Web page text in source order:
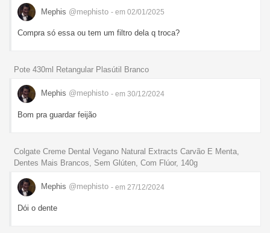
Mephis @mephisto - em 02/01/2025
Compra só essa ou tem um filtro dela q troca?
Pote 430ml Retangular Plasútil Branco
Mephis @mephisto - em 30/12/2024
Bom pra guardar feijão
Colgate Creme Dental Vegano Natural Extracts Carvão E Menta,
Dentes Mais Brancos, Sem Glúten, Com Flúor, 140g
Mephis @mephisto - em 27/12/2024
Dói o dente